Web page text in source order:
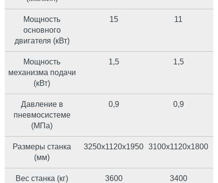
Мощность
основного
двигателя (кВт)
15 11
Мощность
механизма подачи
(кВт)
1,5 1,5
Давление в
пневмосистеме
(МПа)
0,9 0,9
Размеры станка
(мм)
3250х1120х1950 3100х1120х1800
Вес станка (кг) 3600 3400